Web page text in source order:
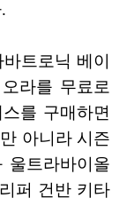
트로닉 베이
라를 무료로
를 구매하면
아니라 시즌
트라바이올
퍼 건반 키타